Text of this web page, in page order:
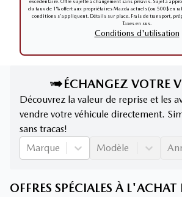
excédentaire. Offre sujette à changement sans préavis. Sujet à
du taux de 1% offert aux propriétaires Mazda actuels (ou 500$ en
conditions s'appliquent. Détails sur place. Frais de transport,
Taxes en sus.
Conditions d'utilisation
ÉCHANGEZ VOTRE
Découvrez la valeur de reprise et les
vendre votre véhicule directement.
sans tracas!
Marque
Modèle
OFFRES SPÉCIALES À